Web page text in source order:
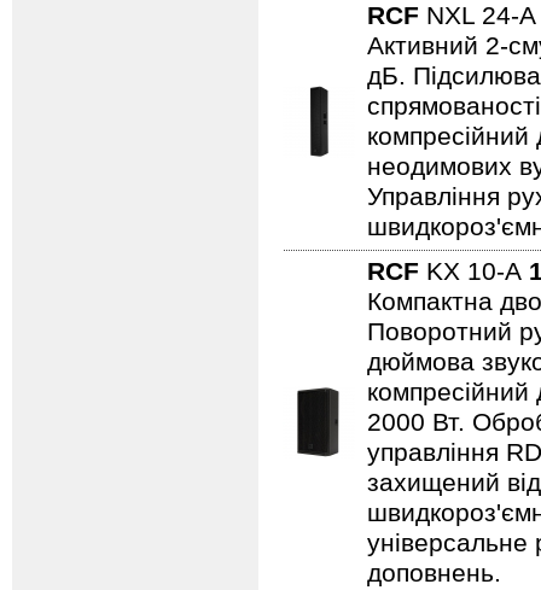
RCF NXL 24-
Активний 2-
дБ.
неодимових
Управління
RCF KX 10-A
Компактна
Поворотний
дюймова
2000 Вт.
управління
захищений
універсальне
доповнень.